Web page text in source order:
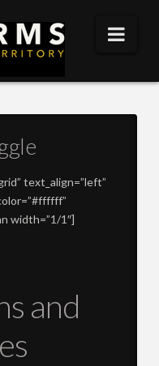
text_align=”left”
width=”1/1″]
and